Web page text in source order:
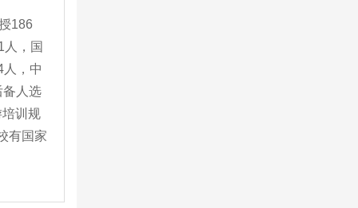
186
，国
，中
备人选
训规
有国家